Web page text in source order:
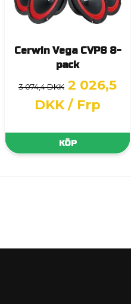
Cerwin Vega CVP8 8-
pack
3 074,4 DKK 2 026,5
DKK / Frp
KÖP